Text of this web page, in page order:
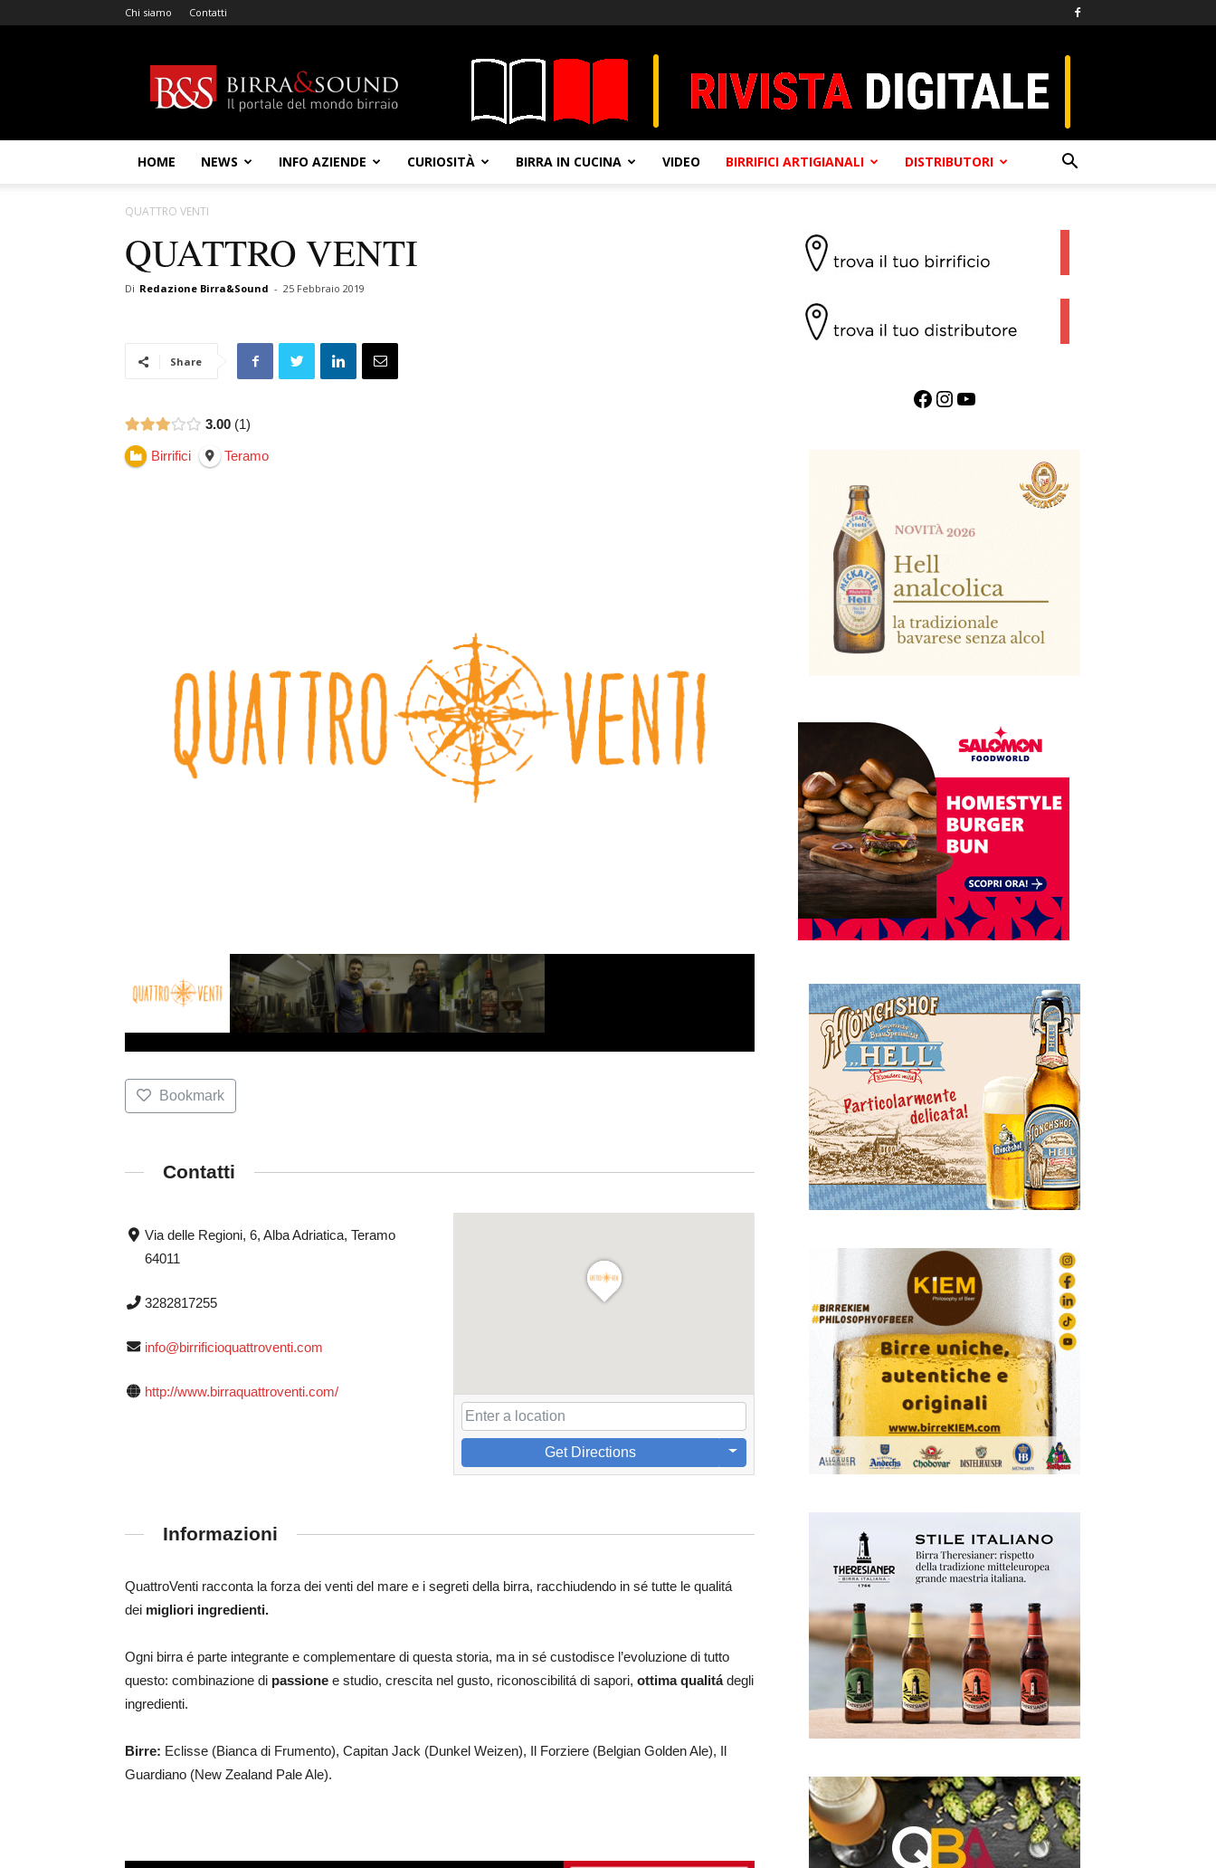
Chi siamo Contatti
&
Sound
HOME NEWS INFO AZIENDE CURIOSITÀ BIRRA IN CUCINA VIDEO BIRRIFICI ARTIGIANALI DISTRIBUTORI
QUATTRO VENTI
QUATTRO VENTI
Di Redazione Birra&Sound - 25 Febbraio 2019
Share
3.00 1
Birrifici Teramo
Bookmark
Contatti
Via delle Regioni, 6, Alba Adriatica, Teramo
64011
3282817255
info@birrificioquattroventi.com
http://www.birraquattroventi.com/
Get Directions
Informazioni
QuattroVenti racconta la forza dei venti del mare e i segreti della birra, racchiudendo in sé tutte le qualitá
dei migliori ingredienti.
Ogni birra é parte integrante e complementare di questa storia, ma in sé custodisce l’evoluzione di tutto
questo: combinazione di passione e studio, crescita nel gusto, riconoscibilitá​ ​di​ ​sapori,​ ​ottima​ ​qualitá​​degli​
​ingredienti.
Birre: Eclisse (Bianca di Frumento), Capitan Jack (Dunkel Weizen), Il Forziere (Belgian Golden Ale), Il
Guardiano (New Zealand Pale Ale).
Facebook InstagramYouTube